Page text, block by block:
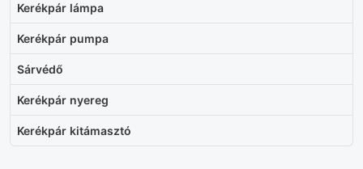
Kerékpár lámpa
Kerékpár pumpa
Sárvédő
Kerékpár nyereg
Kerékpár kitámasztó